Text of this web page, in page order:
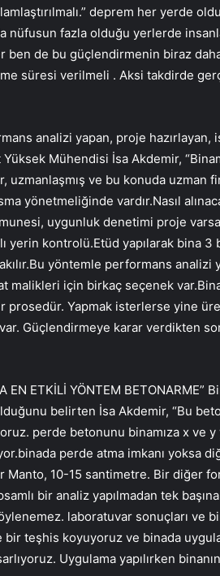
deprem her yerde
nüfusun fazla olduğu yerlerde
de bu güçlendirmenin biraz daha
süresi verilmeli . Aksi takdirde
analizi yapan, proje
Yüksek Mühendisi İsa Akdemir,
ve bu konuda uzman
yönetmeliğinde vardır.Nasıl
uygunluk denetimi proje
yerin kontrolü.Etüd yapılarak bina
yöntemle performans analizi
malikleri için birkaç seçenek
prosedür. Yapmak isterlerse yine
Güçlendirmeye karar verdikten
EN ETKİLİ YÖNTEM
belirten İsa Akdemir, “Bu
perde betonunu binamıza x ve
perde atma imkanı yoksa
Manto, 10-15 santimetre. Bir diğer
bir analiz yapılmadan tek
laboratuvar sonuçları ve
bir teşhis koyuyoruz ve binada
Uygulama yapılırken